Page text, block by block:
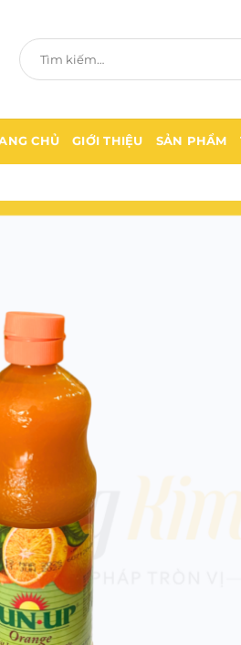
Tìm
kiếm:
CHỦ GIỚI THIỆU SẢN PHẨM